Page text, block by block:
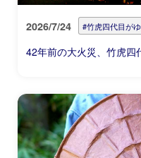
2026/7/24 #竹虎四代目がゆ
42年前の大火災、竹虎四